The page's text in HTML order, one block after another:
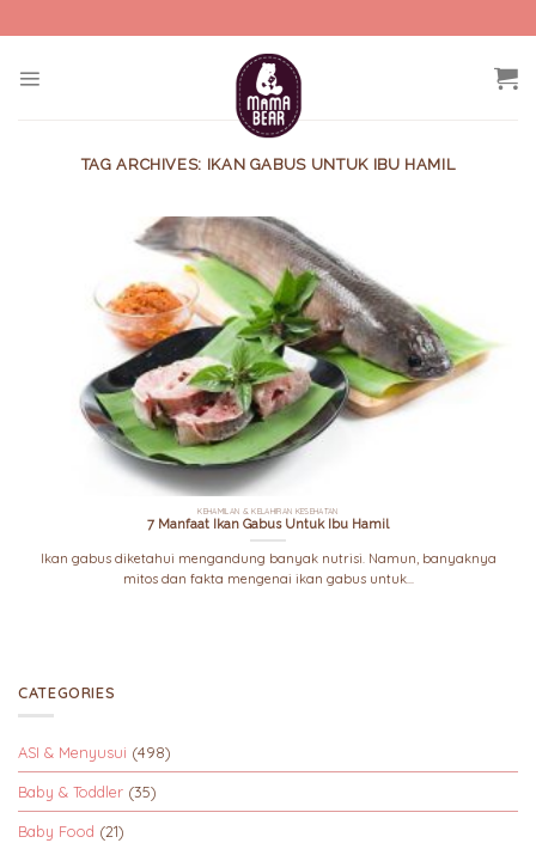
to
TAG ARCHIVES: IKAN GABUS UNTUK IBU HAMIL
KEHAMILAN & KELAHIRAN KESEHATAN
7 Manfaat Ikan Gabus Untuk Ibu Hamil
Ikan gabus diketahui mengandung banyak nutrisi. Namun, banyaknya
mitos dan fakta mengenai ikan gabus untuk...
CATEGORIES
ASI & Menyusui (498)
Baby & Toddler (35)
Baby Food (21)